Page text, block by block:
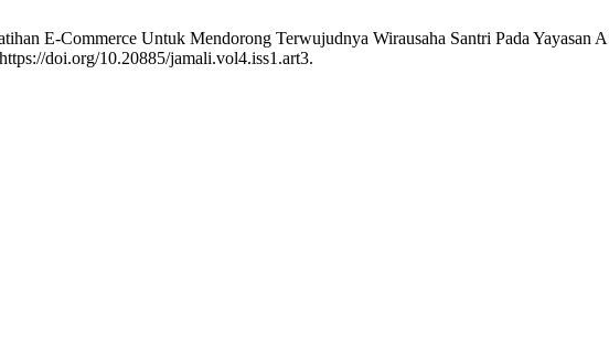
E-Commerce Untuk Mendorong Terwujudnya Wirausaha Santri Pada Yayasan
doi.org/10.20885/jamali.vol4.iss1.art3.